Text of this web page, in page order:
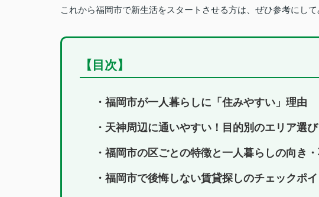
これから福岡市で新生活をスタートさせる方は、ぜひ参考にして
【目次】
・福岡市が一人暮らしに「住みやすい」理由
・天神周辺に通いやすい！目的別のエリア選び
・福岡市の区ごとの特徴と一人暮らしの向き
・福岡市で後悔しない賃貸探しのチェックポイ